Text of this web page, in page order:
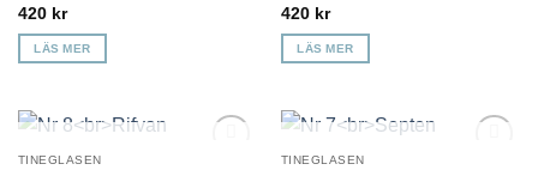
420 kr
LÄS MER
420 kr
LÄS MER
TINEGLASEN TINEGLASEN